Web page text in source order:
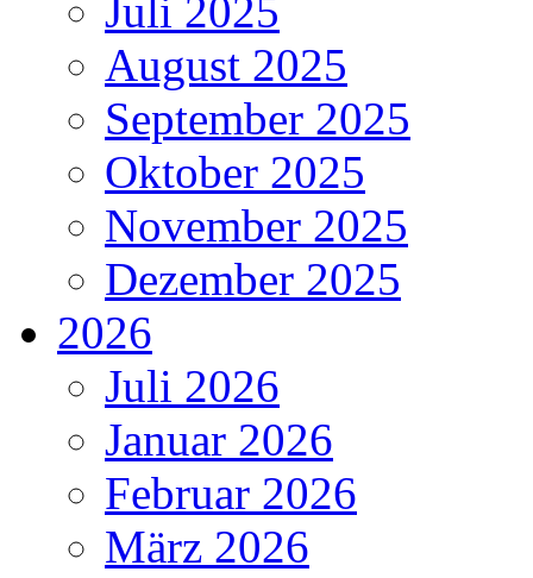
Juli 2025
August 2025
September 2025
Oktober 2025
November 2025
Dezember 2025
2026
Juli 2026
Januar 2026
Februar 2026
März 2026